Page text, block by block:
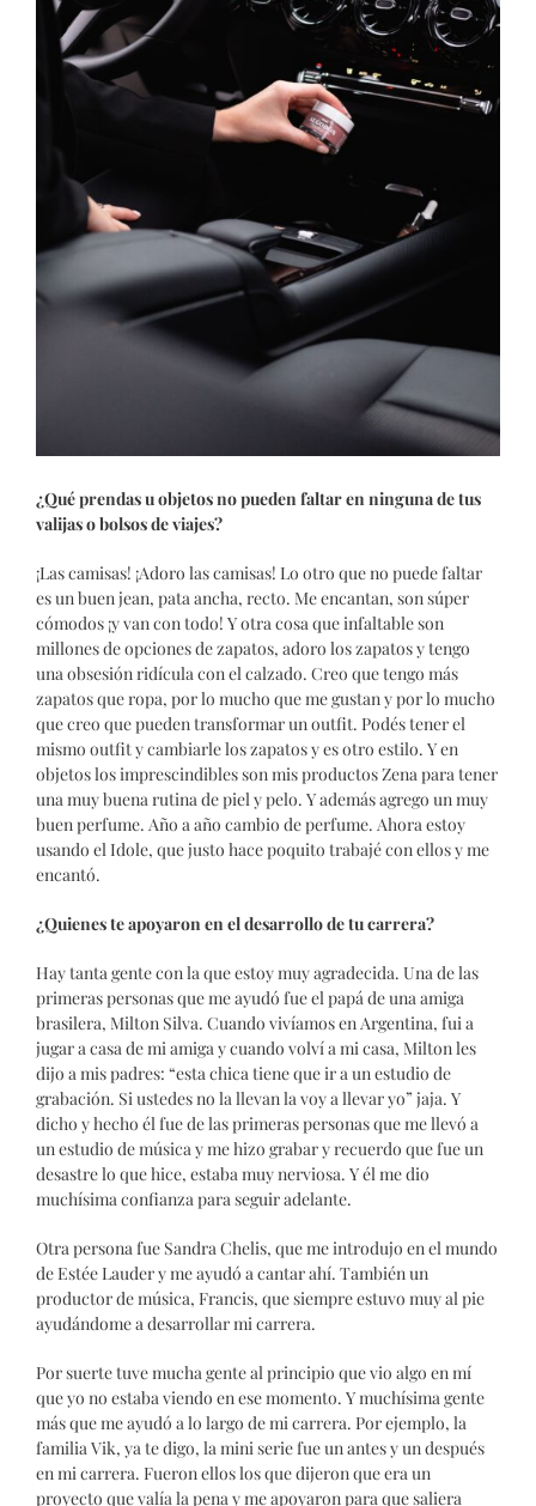
¿Qué prendas u objetos no pueden faltar en ninguna de tus
valijas o bolsos de viajes?
¡Las camisas! ¡Adoro las camisas! Lo otro que no puede faltar
es un buen jean, pata ancha, recto. Me encantan, son súper
cómodos ¡y van con todo! Y otra cosa que infaltable son
millones de opciones de zapatos, adoro los zapatos y tengo
una obsesión ridícula con el calzado. Creo que tengo más
zapatos que ropa, por lo mucho que me gustan y por lo mucho
que creo que pueden transformar un outfit. Podés tener el
mismo outfit y cambiarle los zapatos y es otro estilo. Y en
objetos los imprescindibles son mis productos Zena para tener
una muy buena rutina de piel y pelo. Y además agrego un muy
buen perfume. Año a año cambio de perfume. Ahora estoy
usando el Idole, que justo hace poquito trabajé con ellos y me
encantó.
¿Quienes te apoyaron en el desarrollo de tu carrera?
Hay tanta gente con la que estoy muy agradecida. Una de las
primeras personas que me ayudó fue el papá de una amiga
brasilera, Milton Silva. Cuando vivíamos en Argentina, fui a
jugar a casa de mi amiga y cuando volví a mi casa, Milton les
dijo a mis padres: “esta chica tiene que ir a un estudio de
grabación. Si ustedes no la llevan la voy a llevar yo” jaja. Y
dicho y hecho él fue de las primeras personas que me llevó a
un estudio de música y me hizo grabar y recuerdo que fue un
desastre lo que hice, estaba muy nerviosa. Y él me dio
muchísima confianza para seguir adelante.
Otra persona fue Sandra Chelis, que me introdujo en el mundo
de Estée Lauder y me ayudó a cantar ahí. También un
productor de música, Francis, que siempre estuvo muy al pie
ayudándome a desarrollar mi carrera.
Por suerte tuve mucha gente al principio que vio algo en mí
que yo no estaba viendo en ese momento. Y muchísima gente
más que me ayudó a lo largo de mi carrera. Por ejemplo, la
familia Vik, ya te digo, la mini serie fue un antes y un después
en mi carrera. Fueron ellos los que dijeron que era un
proyecto que valía la pena y me apoyaron para que saliera